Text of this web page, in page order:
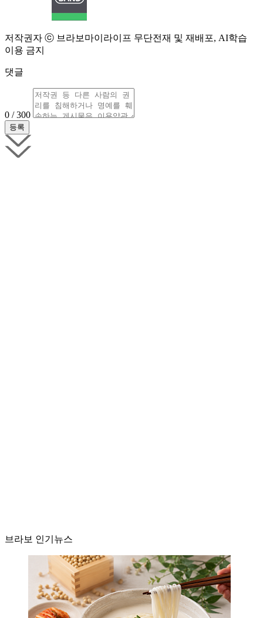
저작권자 ⓒ 브라보마이라이프 무단전재 및 재배포, AI학습
이용 금지
댓글
0 / 300
브라보 인기뉴스